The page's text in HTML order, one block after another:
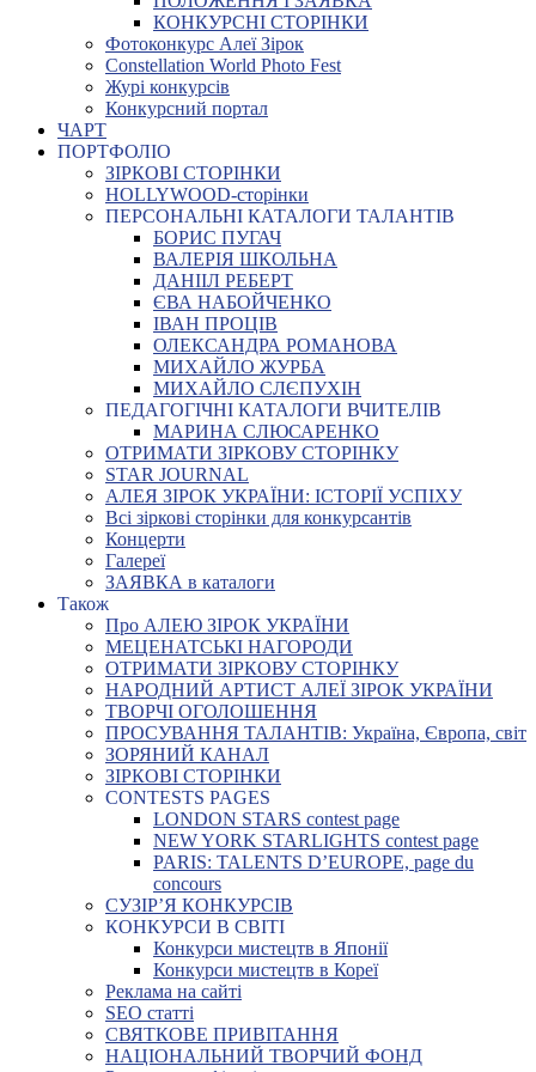
КОНКУРСНІ СТОРІНКИ
Фотоконкурс Алеї Зірок
Constellation World Photo Fest
Журі конкурсів
Конкурсний портал
ЧАРТ
ПОРТФОЛІО
ЗІРКОВІ СТОРІНКИ
HOLLYWOOD-сторінки
ПЕРСОНАЛЬНІ КАТАЛОГИ ТАЛАНТІВ
БОРИС ПУГАЧ
ВАЛЕРІЯ ШКОЛЬНА
ДАНІІЛ РЕБЕРТ
ЄВА НАБОЙЧЕНКО
ІВАН ПРОЦІВ
ОЛЕКСАНДРА РОМАНОВА
МИХАЙЛО ЖУРБА
МИХАЙЛО СЛЄПУХІН
ПЕДАГОГІЧНІ КАТАЛОГИ ВЧИТЕЛІВ
МАРИНА СЛЮСАРЕНКО
ОТРИМАТИ ЗІРКОВУ СТОРІНКУ
STAR JOURNAL
АЛЕЯ ЗІРОК УКРАЇНИ: ІСТОРІЇ УСПІХУ
Всі зіркові сторінки для конкурсантів
Концерти
Галереї
ЗАЯВКА в каталоги
Також
Про АЛЕЮ ЗІРОК УКРАЇНИ
МЕЦЕНАТСЬКІ НАГОРОДИ
ОТРИМАТИ ЗІРКОВУ СТОРІНКУ
НАРОДНИЙ АРТИСТ АЛЕЇ ЗІРОК УКРАЇНИ
ТВОРЧІ ОГОЛОШЕННЯ
ПРОСУВАННЯ ТАЛАНТІВ: Україна, Європа, світ
ЗОРЯНИЙ КАНАЛ
ЗІРКОВІ СТОРІНКИ
CONTESTS PAGES
LONDON STARS contest page
NEW YORK STARLIGHTS contest page
PARIS: TALENTS D’EUROPE, page du
concours
СУЗІР’Я КОНКУРСІВ
КОНКУРСИ В СВІТІ
Конкурси мистецтв в Японії
Конкурси мистецтв в Кореї
Реклама на сайті
SEO статті
СВЯТКОВЕ ПРИВІТАННЯ
НАЦІОНАЛЬНИЙ ТВОРЧИЙ ФОНД